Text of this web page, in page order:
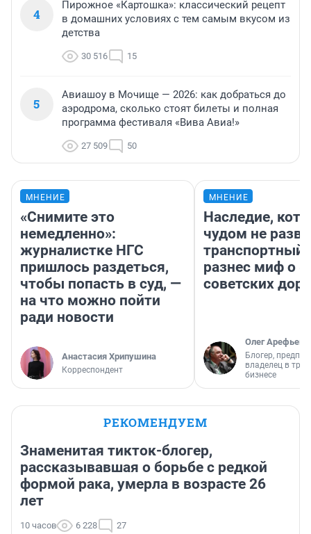
4
Пирожное «Картошка»: классический рецепт
в домашних условиях с тем самым вкусом из
детства
30 516 15
5
Авиашоу в Мочище — 2026: как добраться до
аэродрома, сколько стоят билеты и полная
программа фестиваля «Вива Авиа!»
27 509 50
МНЕНИЕ
«Снимите это
немедленно»:
журналистке НГС
пришлось раздеться,
чтобы попасть в суд, —
на что можно пойти
ради новости
Анастасия Хрипушина
Корреспондент
МНЕНИЕ
Наследие,
чудом не
транспортный
разнес миф о
советских
Олег Арефьев
Блогер,
владелец в
бизнесе
РЕКОМЕНДУЕМ
Знаменитая тикток-блогер,
рассказывавшая о борьбе с редкой
формой рака, умерла в возрасте 26
лет
10 часов 6 228 27